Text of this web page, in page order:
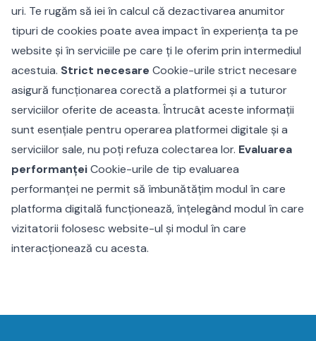
uri. Te rugăm să iei în calcul că dezactivarea anumitor
tipuri de cookies poate avea impact în experiența ta pe
website și în serviciile pe care ți le oferim prin intermediul
acestuia. Strict necesare Cookie-urile strict necesare
asigură funcționarea corectă a platformei și a tuturor
serviciilor oferite de aceasta. Întrucât aceste informații
sunt esențiale pentru operarea platformei digitale și a
serviciilor sale, nu poți refuza colectarea lor. Evaluarea
performanțeiCookie-urile de tip evaluarea
performanței ne permit să îmbunătățim modul în care
platforma digitală funcționează, înțelegând modul în care
vizitatorii folosesc website-ul și modul în care
interacționează cu acesta.